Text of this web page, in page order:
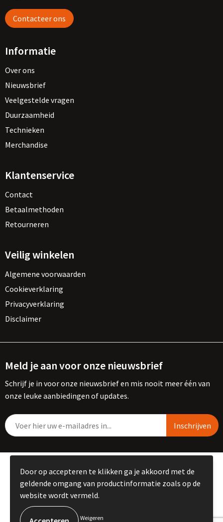
Contacteer ons
Informatie
Over ons
Nieuwsbrief
Veelgestelde vragen
Duurzaamheid
Technieken
Merchandise
Klantenservice
Contact
Betaalmethoden
Retourneren
Veilig winkelen
Algemene voorwaarden
Cookieverklaring
Privacyverklaring
Disclaimer
Meld je aan voor onze nieuwsbrief
Schrijf je in voor onze nieuwsbrief en mis nooit meer één van
onze leuke aanbiedingen of updates.
© Copyright Kemme B.V. 2023
Door op accepteren te klikken ga je akkoord met de
geldende omgang van productinformatie zoals op de
website wordt vermeld.
Weigeren